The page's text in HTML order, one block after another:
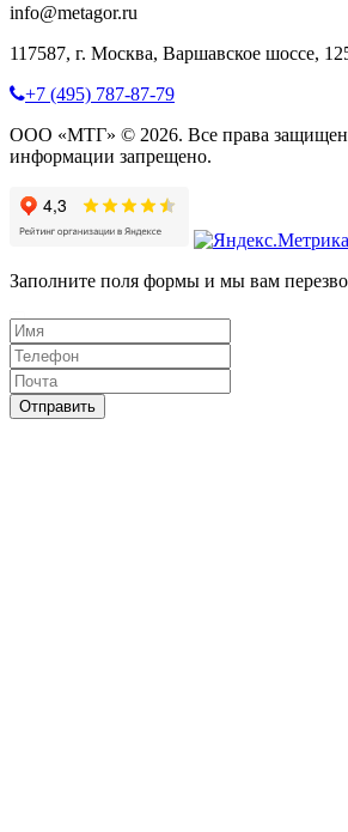
info@metagor.ru
117587, г. Москва, Варшавское шоссе,
+7 (495) 787-87-79
ООО «МТГ» © 2026. Все права
информации запрещено.
Заполните поля формы и мы вам
Отправить